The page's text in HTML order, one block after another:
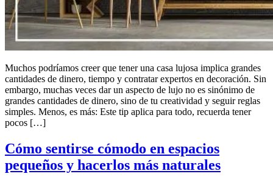
Muchos podríamos creer que tener una casa lujosa implica grandes
cantidades de dinero, tiempo y contratar expertos en decoración. Sin
embargo, muchas veces dar un aspecto de lujo no es sinónimo de
grandes cantidades de dinero, sino de tu creatividad y seguir reglas
simples. Menos, es más: Este tip aplica para todo, recuerda tener
pocos […]
Cómo sentirse cómodo en espacios
pequeños y hacerlos más naturales